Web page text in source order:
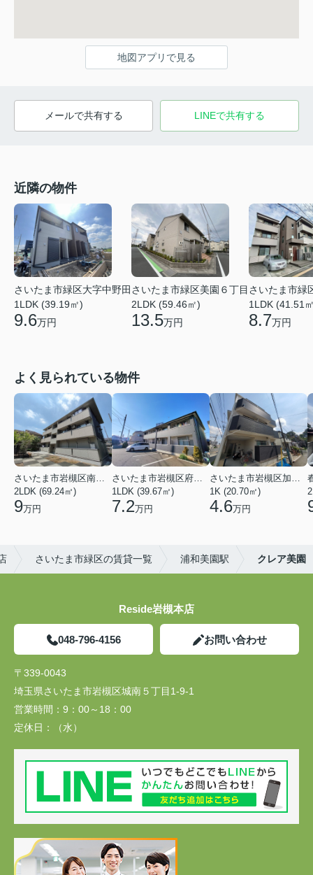
地図アプリで見る
メールで共有する LINEで共有する
近隣の物件
さいたま市緑区大字中野田
1LDK (39.19㎡)
9.6万円
さいたま市緑区美園６丁目
2LDK (59.46㎡)
13.5万円
さいたま市緑
1LDK (41.51
8.7万円
よく見られている物件
さいたま市岩槻区南平野４丁目
2LDK (69.24㎡)
9万円
さいたま市岩槻区府内１丁目
1LDK (39.67㎡)
7.2万円
さいたま市岩槻区加倉１丁目
1K (20.70㎡)
4.6万円
さいたま市緑区の賃貸一覧 浦和美園駅 クレア美園
Reside岩槻本店
048-796-4156 お問い合わせ
〒339-0043
埼玉県さいたま市岩槻区城南５丁目1-9-1
営業時間： 9：00～18：00
定休日：
（水）